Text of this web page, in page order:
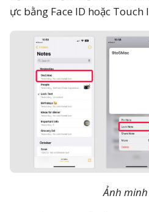
ực bằng Face ID hoặc Touch
Ảnh